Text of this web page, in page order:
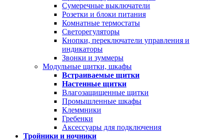
Сумеречные выключатели
Розетки и блоки питания
Комнатные термостаты
Светорегуляторы
Кнопки, переключатели управления и
индикаторы
Звонки и зуммеры
Модульные щитки, шкафы
Встраиваемые щитки
Настенные щитки
Влагозащищенные щитки
Промышленные шкафы
Клеммники
Гребенки
Аксессуары для подключения
Тройники и ночники